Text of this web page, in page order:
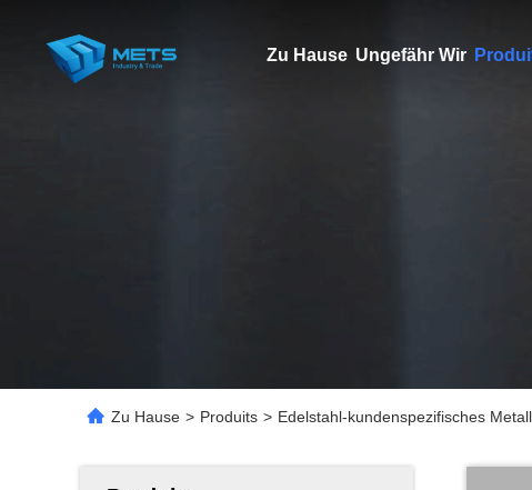
Zu Hause Ungefähr Wir
Zu Hause > Produits > Edelstahl-kundenspezifisches